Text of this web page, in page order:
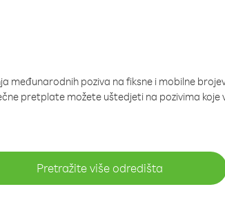
međunarodnih poziva na fiksne i mobilne
pretplate možete uštedjeti na pozivima
Pretražite više odredišta